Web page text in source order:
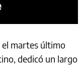
el martes último
dedicó un largo